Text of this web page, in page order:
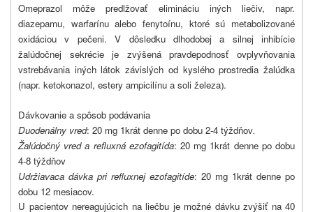
Omeprazol môže predlžovať elimináciu iných liečiv, napr.
diazepamu, warfarínu alebo fenytoínu, ktoré sú metabolizované
oxidáciou v pečeni. V dôsledku dlhodobej a silnej inhibície
žalúdočnej sekrécie je zvýšená pravdepodnosť ovplyvňovania
vstrebávania iných látok závislých od kyslého prostredia žalúdka
(napr. ketokonazol, estery ampicilínu a soli železa).
Dávkovanie a spôsob podávania
Duodenálny vred: 20 mg 1krát denne po dobu 2-4 týždňov.
Žalúdočný vred a refluxná ezofagitída: 20 mg 1krát denne po dobu
4-8 týždňov
Udržiavaca dávka pri refluxnej ezofagitíde: 20 mg 1krát denne po
dobu 12 mesiacov.
U pacientov nereagujúcich na liečbu je možné dávku zvýšiť na 40